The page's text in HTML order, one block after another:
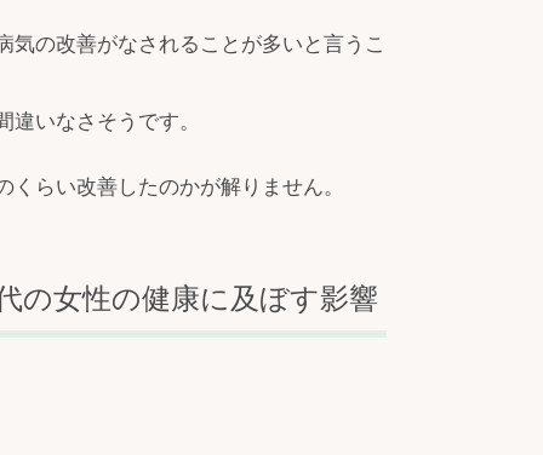
の改善がなされることが多いと言うこ
いなさそうです。
らい改善したのかが解りません。
の女性の健康に及ぼす影響